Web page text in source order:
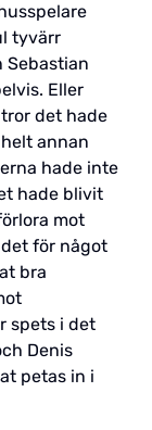
tyvärr
Sebastian
Eller
det hade
annan
hade inte
hade blivit
mot
för något
bra
spets i det
Denis
petas in i